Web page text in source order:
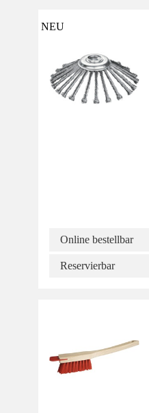
NEU
Online bestellbar
Reservierbar